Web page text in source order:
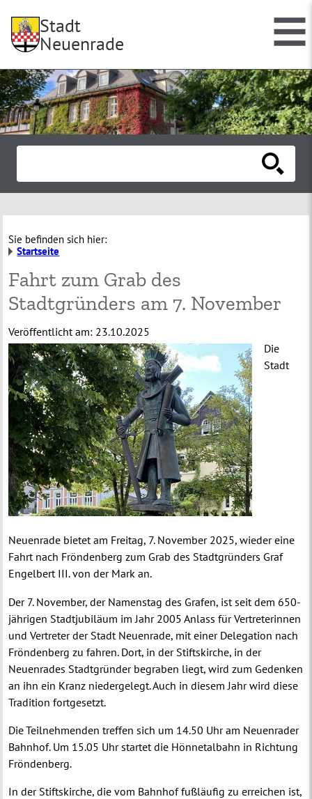
Stadt
Neuenrade
Sie befinden sich hier:
Startseite
Fahrt zum Grab des
Stadtgründers am 7. November
Veröffentlicht am: 23.10.2025
Die
Stadt
Neuenrade bietet am Freitag, 7. November 2025, wieder eine
Fahrt nach Fröndenberg zum Grab des Stadtgründers Graf
Engelbert III. von der Mark an.
Der 7. November, der Namenstag des Grafen, ist seit dem 650-
jährigen Stadtjubiläum im Jahr 2005 Anlass für Vertreterinnen
und Vertreter der Stadt Neuenrade, mit einer Delegation nach
Fröndenberg zu fahren. Dort, in der Stiftskirche, in der
Neuenrades Stadtgründer begraben liegt, wird zum Gedenken
an ihn ein Kranz niedergelegt. Auch in diesem Jahr wird diese
Tradition fortgesetzt.
Die Teilnehmenden treffen sich um 14.50 Uhr am Neuenrader
Bahnhof. Um 15.05 Uhr startet die Hönnetalbahn in Richtung
Fröndenberg.
In der Stiftskirche, die vom Bahnhof fußläufig zu erreichen ist,